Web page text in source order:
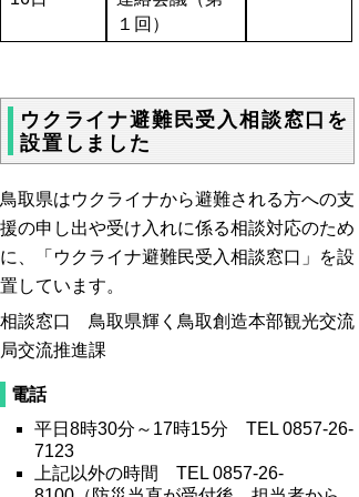
１回）
ウクライナ避難民受入相談窓口を
設置しました
鳥取県はウクライナから避難される方への支
援の申し出や受け入れに係る相談対応のため
に、「ウクライナ避難民受入相談窓口」を設
置しています。
相談窓口 鳥取県輝く鳥取創造本部観光交流
局交流推進課
電話
平日8時30分～17時15分 TEL 0857-26-
7123
上記以外の時間 TEL 0857-26-